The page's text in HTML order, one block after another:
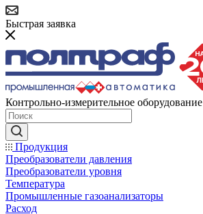
Быстрая заявка
Контрольно-измерительное оборудование
Продукция
Преобразователи давления
Преобразователи уровня
Температура
Промышленные газоанализаторы
Расход